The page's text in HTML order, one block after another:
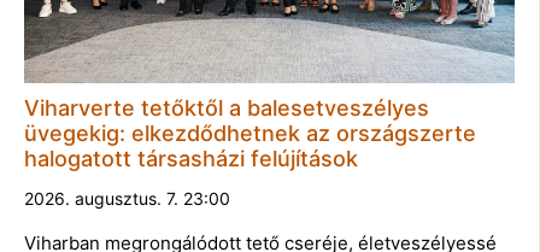
Viharverte tetőktől a balesetveszélyes
üvegekig: elkezdődhetnek az országszerte
halogatott társasházi felújítások
2026. augusztus. 7. 23:00
Viharban megrongálódott tető cseréje, életveszélyessé